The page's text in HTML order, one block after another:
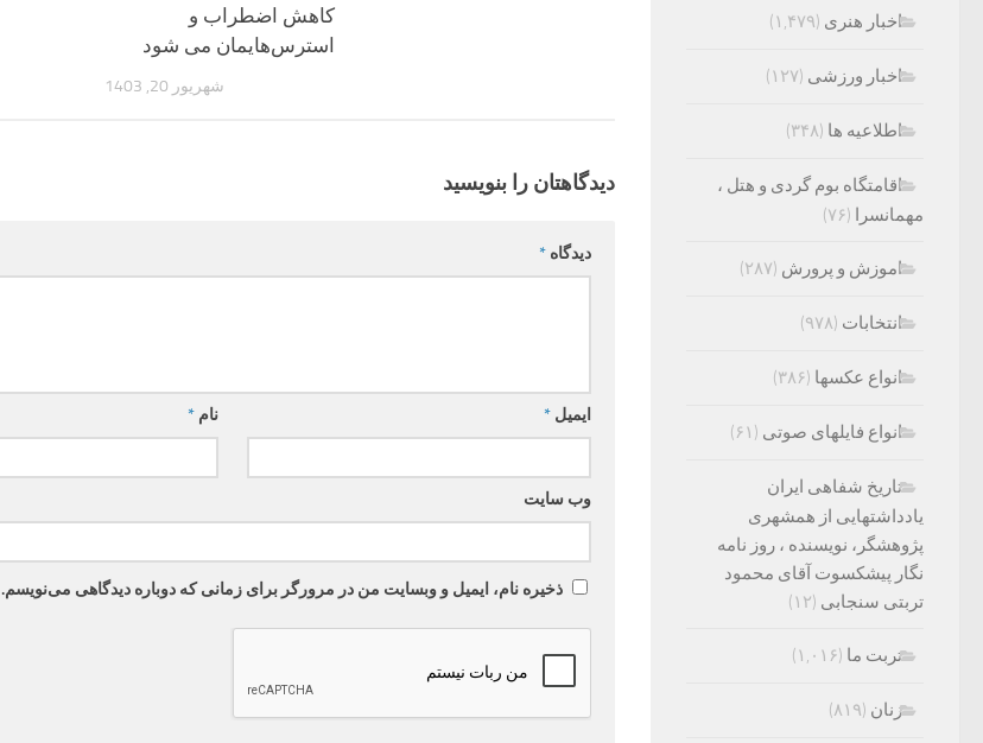
کاهش اضطراب و
استرس‌هایمان می شود
شهریور 20, 1403
دیدگاهتان را بنویسید
دیدگاه *
نام* ایمیل *
وب‌ سایت
ذخیره نام، ایمیل و وبسایت من در مرورگر برای زمانی که دوباره دیدگاهی می‌نویسم.
اخبار هنری (۱,۴۷۹)
اخبار ورزشی (۱۲۷)
اطلاعیه ها (۳۴۸)
اقامتگاه بوم گردی و هتل ،
مهمانسرا (۷۶)
اموزش و پرورش (۲۸۷)
انتخابات (۹۷۸)
انواع عکسها (۳۸۶)
انواع فایلهای صوتی (۶۱)
تاریخ شفاهی ایران
یادداشتهایی از همشهری
پژوهشگر، نویسنده ، روز نامه
نگار پیشکسوت آقای محمود
تربتی سنجابی (۱۲)
تربت ما (۱,۰۱۶)
زنان (۸۱۹)